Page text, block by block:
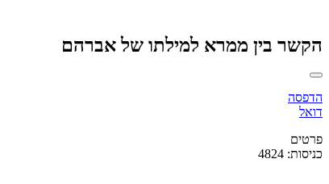
הקשר בין ממרא למילתו של אברהם
הדפסה
דואל
פרטים
כניסות: 4824